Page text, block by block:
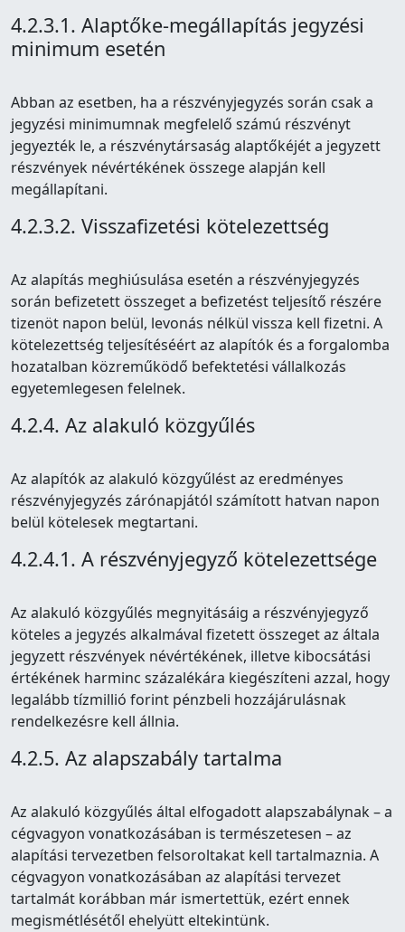
4.2.3.1. Alaptőke-megállapítás jegyzési
minimum esetén
Abban az esetben, ha a részvényjegyzés során csak a
jegyzési minimumnak megfelelő számú részvényt
jegyezték le, a részvénytársaság alaptőkéjét a jegyzett
részvények névértékének összege alapján kell
megállapítani.
4.2.3.2. Visszafizetési kötelezettség
Az alapítás meghiúsulása esetén a részvényjegyzés
során befizetett összeget a befizetést teljesítő részére
tizenöt napon belül, levonás nélkül vissza kell fizetni. A
kötelezettség teljesítéséért az alapítók és a forgalomba
hozatalban közreműködő befektetési vállalkozás
egyetemlegesen felelnek.
4.2.4. Az alakuló közgyűlés
Az alapítók az alakuló közgyűlést az eredményes
részvényjegyzés zárónapjától számított hatvan napon
belül kötelesek megtartani.
4.2.4.1. A részvényjegyző kötelezettsége
Az alakuló közgyűlés megnyitásáig a részvényjegyző
köteles a jegyzés alkalmával fizetett összeget az általa
jegyzett részvények névértékének, illetve kibocsátási
értékének harminc százalékára kiegészíteni azzal, hogy
legalább tízmillió forint pénzbeli hozzájárulásnak
rendelkezésre kell állnia.
4.2.5. Az alapszabály tartalma
Az alakuló közgyűlés által elfogadott alapszabálynak – a
cégvagyon vonatkozásában is természetesen – az
alapítási tervezetben felsoroltakat kell tartalmaznia. A
cégvagyon vonatkozásában az alapítási tervezet
tartalmát korábban már ismertettük, ezért ennek
megismétlésétől ehelyütt eltekintünk.